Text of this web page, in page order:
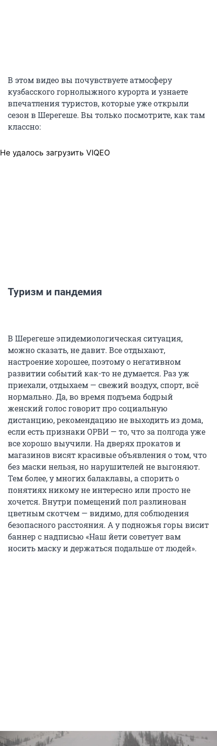
В этом видео вы почувствуете атмосферу
кузбасского горнолыжного курорта и узнаете
впечатления туристов, которые уже открыли
сезон в Шерегеше. Вы только посмотрите, как там
классно:
Не удалось загрузить VIQEO
Туризм и пандемия
В Шерегеше эпидемиологическая ситуация,
можно сказать, не давит. Все отдыхают,
настроение хорошее, поэтому о негативном
развитии событий как-то не думается. Раз уж
приехали, отдыхаем — свежий воздух, спорт, всё
нормально. Да, во время подъема бодрый
женский голос говорит про социальную
дистанцию, рекомендацию не выходить из дома,
если есть признаки ОРВИ — то, что за полгода уже
все хорошо выучили. На дверях прокатов и
магазинов висят красивые объявления о том, что
без маски нельзя, но нарушителей не выгоняют.
Тем более, у многих балаклавы, а спорить о
понятиях никому не интересно или просто не
хочется. Внутри помещений пол разлинован
цветным скотчем — видимо, для соблюдения
безопасного расстояния. А у подножья горы висит
баннер с надписью «Наш йети советует вам
носить маску и держаться подальше от людей».